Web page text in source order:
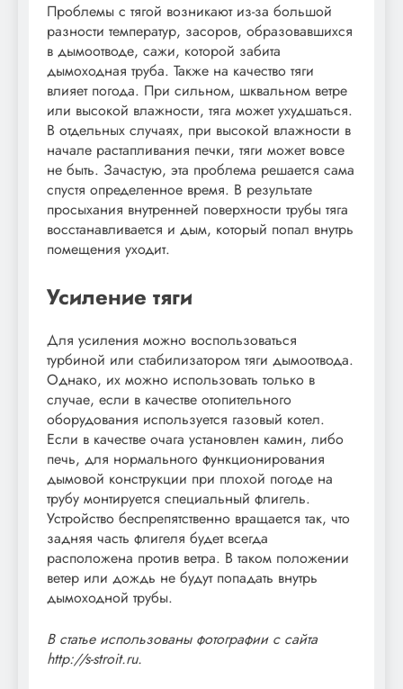
Проблемы с тягой возникают из-за большой
разности температур, засоров, образовавшихся
в дымоотводе, сажи, которой забита
дымоходная труба. Также на качество тяги
влияет погода. При сильном, шквальном ветре
или высокой влажности, тяга может ухудшаться.
В отдельных случаях, при высокой влажности в
начале растапливания печки, тяги может вовсе
не быть. Зачастую, эта проблема решается сама
спустя определенное время. В результате
просыхания внутренней поверхности трубы тяга
восстанавливается и дым, который попал внутрь
помещения уходит.
Усиление тяги
Для усиления можно воспользоваться
турбиной или стабилизатором тяги дымоотвода.
Однако, их можно использовать только в
случае, если в качестве отопительного
оборудования используется газовый котел.
Если в качестве очага установлен камин, либо
печь, для нормального функционирования
дымовой конструкции при плохой погоде на
трубу монтируется специальный флигель.
Устройство беспрепятственно вращается так, что
задняя часть флигеля будет всегда
расположена против ветра. В таком положении
ветер или дождь не будут попадать внутрь
дымоходной трубы.
В статье использованы фотографии с сайта
http://s-stroit.ru.